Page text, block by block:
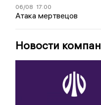
06/08 17:00
Атака мертвецов
Новости